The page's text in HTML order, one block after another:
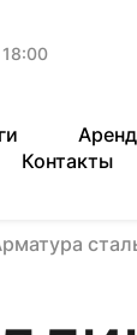
Контакты